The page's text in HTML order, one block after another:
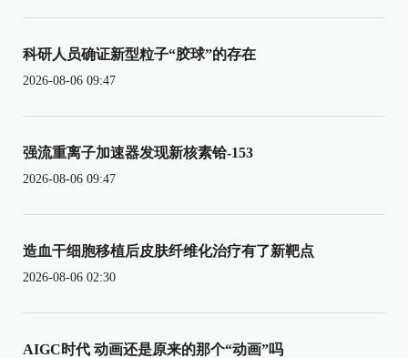
科研人员确证新型粒子“胶球”的存在
2026-08-06 09:47
强流重离子加速器发现新核素铪-153
2026-08-06 09:47
造血干细胞移植后皮肤纤维化治疗有了新靶点
2026-08-06 02:30
AIGC时代 动画还是原来的那个“动画”吗